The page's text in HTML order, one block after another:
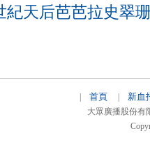
紀天后芭芭拉史翠
首頁 新血
大眾廣播股份有